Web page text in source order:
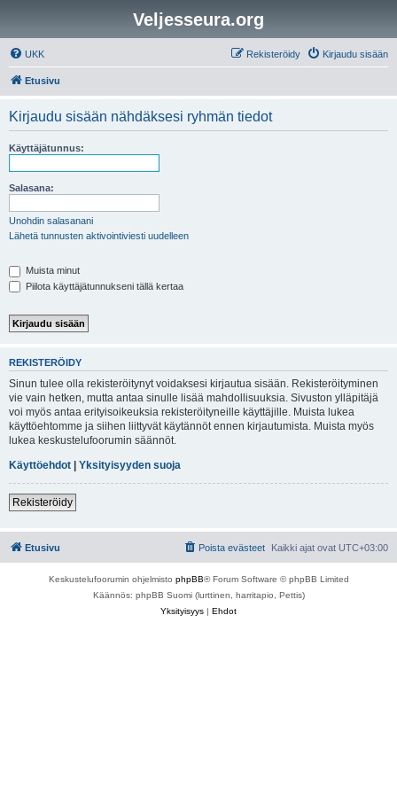
Veljesseura.org
UKK Kirjaudu sisään
Rekisteröidy
Etusivu
Kirjaudu sisään nähdäksesi ryhmän tiedot
Käyttäjätunnus:
Salasana:
Unohdin salasanani
Lähetä tunnusten aktivointiviesti uudelleen
Muista minut
Piilota käyttäjätunnukseni tällä kertaa
REKISTERÖIDY
Sinun tulee olla rekisteröitynyt voidaksesi kirjautua sisään. Rekisteröityminen
vie vain hetken, mutta antaa sinulle lisää mahdollisuuksia. Sivuston ylläpitäjä
voi myös antaa erityisoikeuksia rekisteröityneille käyttäjille. Muista lukea
käyttöehtomme ja siihen liittyvät käytännöt ennen kirjautumista. Muista myös
lukea keskustelufoorumin säännöt.
Käyttöehdot | Yksityisyyden suoja
Rekisteröidy
Etusivu Kaikki ajat ovat UTC+03:00
Poista evästeet
Keskustelufoorumin ohjelmisto phpBB® Forum Software © phpBB Limited
Käännös: phpBB Suomi (lurttinen, harritapio, Pettis)
Yksityisyys | Ehdot